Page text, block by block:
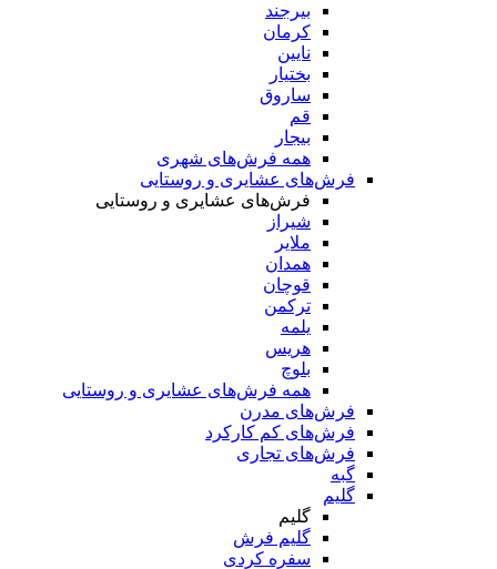
بیرجند
کرمان
نایین
بختیار
ساروق
قم
بیجار
همه فرش‌های شهری
فرش‌های عشایری و روستایی
فرش‌های عشایری و روستایی
شیراز
ملایر
همدان
قوچان
ترکمن
یلمه
هریس
بلوچ
همه فرش‌های عشایری و روستایی
فرش‌های مدرن
فرش‌های کم کارکرد
فرش‌های تجاری
گبه
گلیم
گلیم
گلیم فرش
سفره کردی